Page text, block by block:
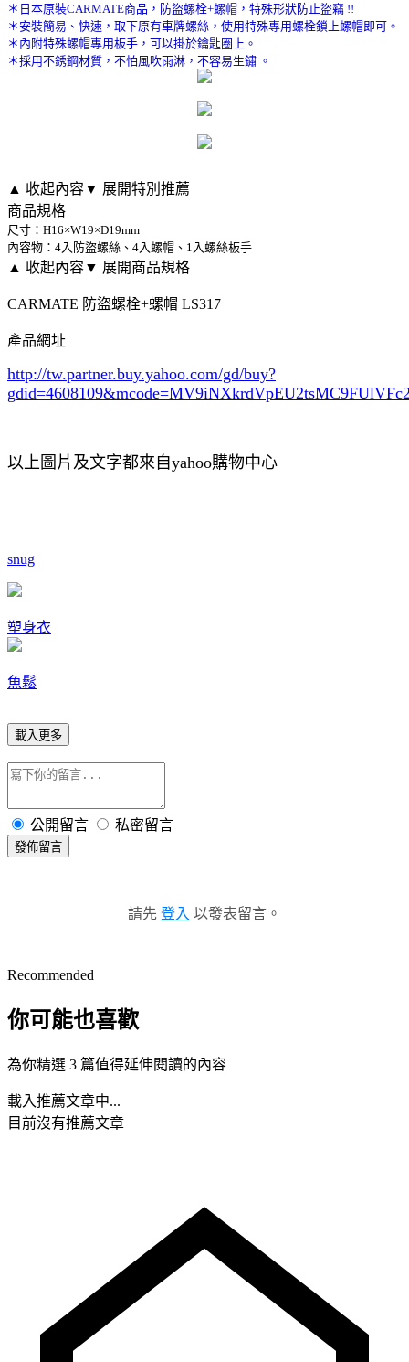
＊日本原裝CARMATE商品，防盜螺栓+螺帽，特殊形狀防止盜竊 !!
＊安裝簡易、快速，取下原有車牌螺絲，使用特殊專用螺栓鎖上螺帽即可。
＊內附特殊螺帽專用板手，可以掛於鑰匙圈上。
＊採用不銹鋼材質，不怕風吹雨淋，不容易生鏽 。
▲ 收起內容▼ 展開特別推薦
商品規格
尺寸：H16×W19×D19mm
內容物：4入防盜螺絲、4入螺帽、1入螺絲板手
▲ 收起內容▼ 展開商品規格
CARMATE 防盜螺栓+螺帽 LS317
產品網址
http://tw.partner.buy.yahoo.com/gd/buy?
gdid=4608109
以上圖片及文字都來自yahoo購物中心
snug
塑身衣
魚鬆
載入更多
公開留言 私密留言
發佈留言
請先 登入 以發表留言。
Recommended
你可能也喜歡
為你精選 3 篇值得延伸閱讀的內容
載入推薦文章中...
目前沒有推薦文章